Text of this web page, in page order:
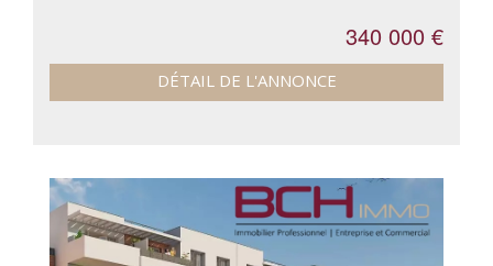
340 000 €
DÉTAIL DE L'ANNONCE